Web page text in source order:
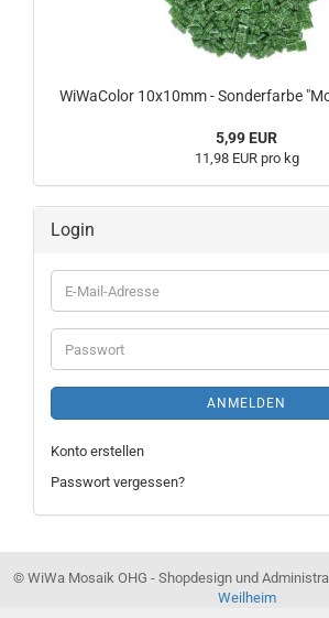
WiWaColor 10x10mm - Sonderfarbe
5,99 EUR
11,98 EUR pro kg
Login
E-
Mail-
Adresse
Passwort
ANMELDEN
Konto erstellen
Passwort vergessen?
© WiWa Mosaik OHG - Shopdesign und
Weilheim